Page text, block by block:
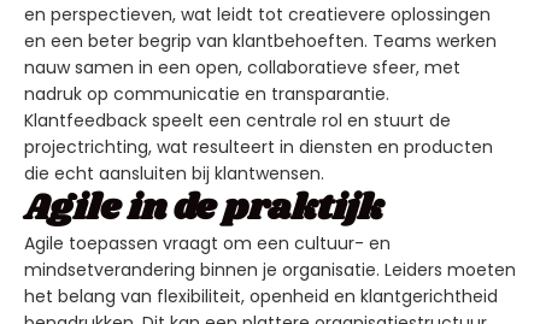
en perspectieven, wat leidt tot creatievere oplossingen
en een beter begrip van klantbehoeften. Teams werken
nauw samen in een open, collaboratieve sfeer, met
nadruk op communicatie en transparantie.
Klantfeedback speelt een centrale rol en stuurt de
projectrichting, wat resulteert in diensten en producten
die echt aansluiten bij klantwensen.
Agile in de praktijk
Agile toepassen vraagt om een cultuur- en
mindsetverandering binnen je organisatie. Leiders moeten
het belang van flexibiliteit, openheid en klantgerichtheid